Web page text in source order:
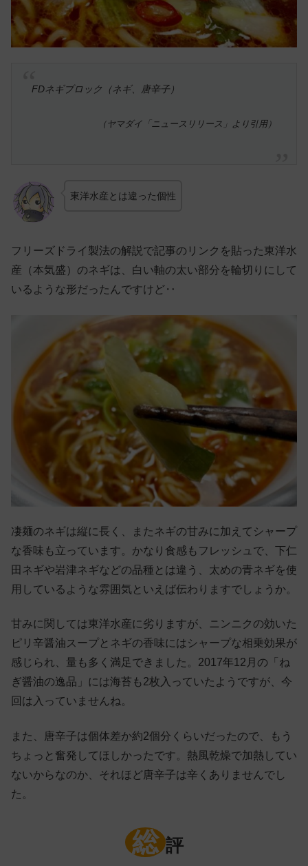
FDネギブロック（ネギ、唐辛子）
（ヤマダイ「ニュースリリース」より引用）
東洋水産とは違った個性
フリーズドライ製法の解説で記事のリンクを貼った東洋水
産（本気盛）のネギは、白い軸の太い部分を輪切りにして
いるような形だったんですけど‥
凄麺のネギは縦に長く、またネギの甘みに加えてシャープ
な香味も立っています。かなり食感もフレッシュで、下仁
田ネギや岩津ネギなどの品種とは違う、太めの青ネギを使
用しているような雰囲気といえば伝わりますでしょうか。
甘みに関しては東洋水産に劣りますが、ニンニクの効いた
ピリ辛醤油スープとネギの香味にはシャープな相乗効果が
感じられ、量も多く満足できました。2017年12月の「ね
ぎ醤油の逸品」には海苔も2枚入っていたようですが、今
回は入っていませんね。
また、唐辛子は個体差か約2個分くらいだったので、もう
ちょっと奮発してほしかったです。熱風乾燥で加熱してい
ないからなのか、それほど唐辛子は辛くありませんでし
た。
総 評